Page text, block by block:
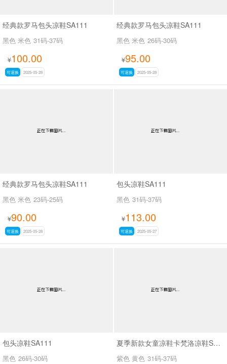
经典款罗马包头凉鞋SA111
黑色 米色 31码-37码
¥100.00
可退换 2025-05-28
经典款罗马包头凉鞋SA111
黑色 米色 26码-30码
¥95.00
可退换 2025-05-28
经典款罗马包头凉鞋SA111
黑色 米色 23码-25码
¥90.00
可退换 2025-05-28
包头凉鞋SA111
黑色 31码-37码
¥113.00
可退换 2025-05-27
包头凉鞋SA111
黑色 26码-30码
夏季新款女童凉鞋卡梵洛凉鞋SA9373
紫色 黄色 31码-37码